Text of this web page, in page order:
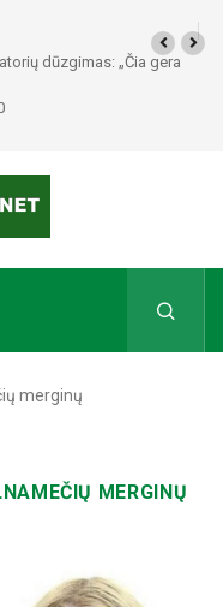
dūzgimas: „Čia gera
merginų
MERGINŲ